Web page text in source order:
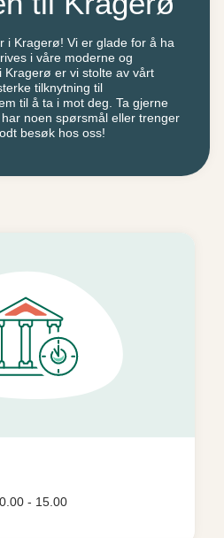
i Kragerø! Vi er glade for å ha
i våre moderne og
Kragerø er vi stolte av vårt
tilknytning til
til å ta i mot deg. Ta gjerne
noen spørsmål eller trenger
besøk hos oss!
- 15.00